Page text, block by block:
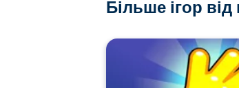
Більше ігор